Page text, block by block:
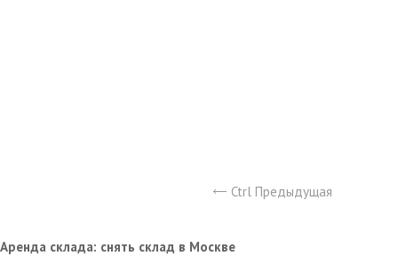
Ctrl Предыдущая
Аренда склада: снять склад в Москве